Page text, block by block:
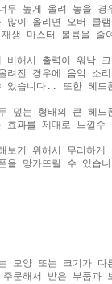
무 높게 올려 놓을 경
많이 올리면 오버 클
재생 마스터 볼륨을
비해서 출력이 워낙 크
려진 경우에 음악 소
있습니다.. 또한 헤
덮는 형태의 큰 헤드
효과를 제대로 느낄수
보기 위해서 무리하
을 망가뜨릴 수 있습
모양 또는 크기가
문해서 받은 부품